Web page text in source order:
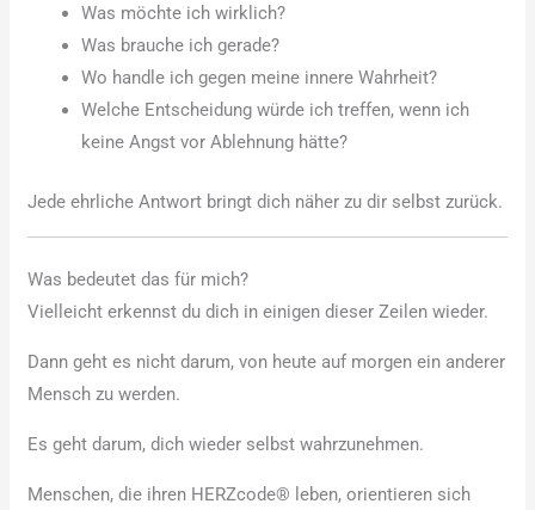
Was möchte ich wirklich?
Was brauche ich gerade?
Wo handle ich gegen meine innere Wahrheit?
Welche Entscheidung würde ich treffen, wenn ich
keine Angst vor Ablehnung hätte?
Jede ehrliche Antwort bringt dich näher zu dir selbst zurück.
Was bedeutet das für mich?
Vielleicht erkennst du dich in einigen dieser Zeilen wieder.
Dann geht es nicht darum, von heute auf morgen ein anderer
Mensch zu werden.
Es geht darum, dich wieder selbst wahrzunehmen.
Menschen, die ihren HERZcode® leben, orientieren sich